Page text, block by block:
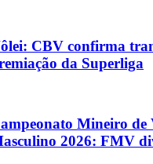
CBV confirma
da Superliga
Mineiro de
2026: FMV